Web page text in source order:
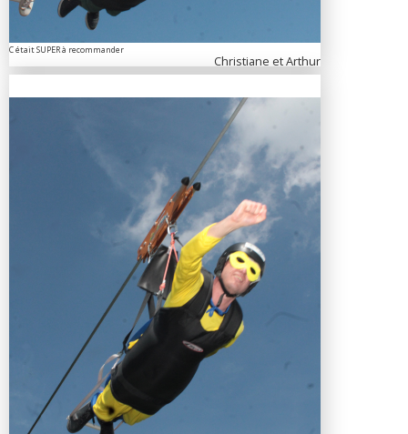
C était SUPER à recommander
Christiane et Arthur